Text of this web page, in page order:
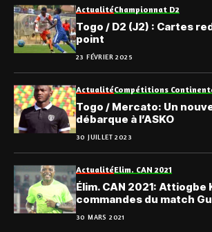
ActualitéChampionnat D2
Togo / D2 (J2) : Cartes
point
23 FÉVRIER 2025
ActualitéCompétitions
Togo / Mercato: Un
débarque à l’ASKO
30 JUILLET 2023
ActualitéElim. CAN 2021
Élim. CAN 2021: Attiogbe
commandes du match
Congo
30 MARS 2021